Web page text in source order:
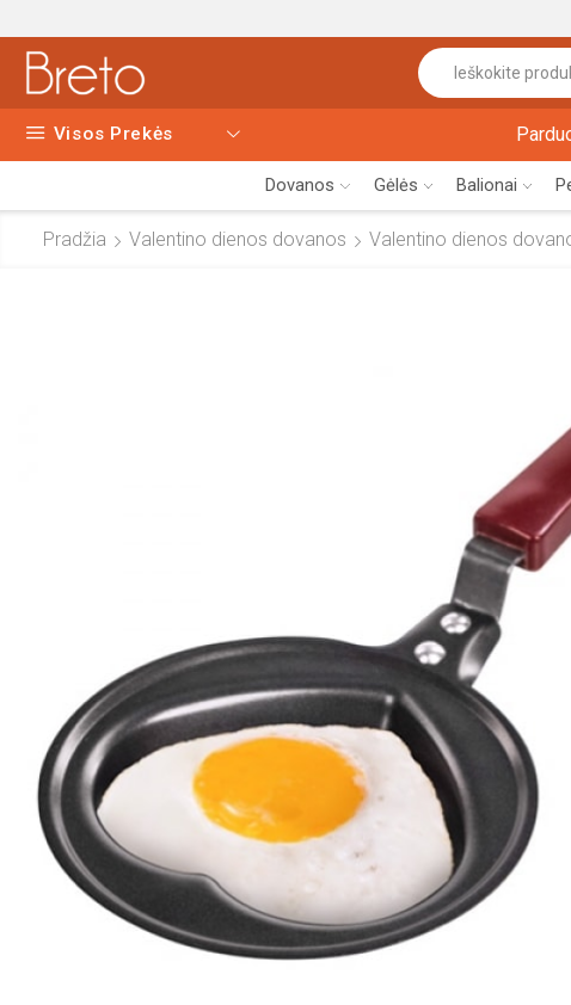
Visos Prekės
Dovanos Gėlės Balionai
Pradžia Valentino dienos dovanos Valentino dienos